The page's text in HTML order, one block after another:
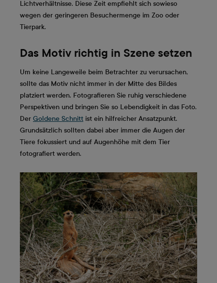
Lichtverhältnisse. Diese Zeit empfiehlt sich sowieso
wegen der geringeren Besuchermenge im Zoo oder
Tierpark.
Das Motiv richtig in Szene setzen
Um keine Langeweile beim Betrachter zu verursachen,
sollte das Motiv nicht immer in der Mitte des Bildes
platziert werden. Fotografieren Sie ruhig verschiedene
Perspektiven und bringen Sie so Lebendigkeit in das Foto.
Der Goldene Schnitt ist ein hilfreicher Ansatzpunkt.
Grundsätzlich sollten dabei aber immer die Augen der
Tiere fokussiert und auf Augenhöhe mit dem Tier
fotografiert werden.